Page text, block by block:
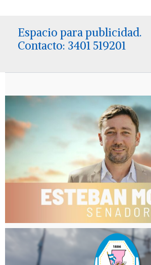
Espacio para publicidad.
Contacto: 3401 519201